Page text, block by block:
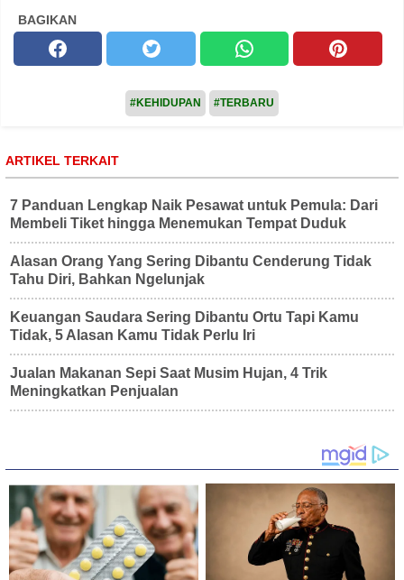
BAGIKAN
#KEHIDUPAN #TERBARU
ARTIKEL TERKAIT
7 Panduan Lengkap Naik Pesawat untuk Pemula: Dari
Membeli Tiket hingga Menemukan Tempat Duduk
Alasan Orang Yang Sering Dibantu Cenderung Tidak
Tahu Diri, Bahkan Ngelunjak
Keuangan Saudara Sering Dibantu Ortu Tapi Kamu
Tidak, 5 Alasan Kamu Tidak Perlu Iri
Jualan Makanan Sepi Saat Musim Hujan, 4 Trik
Meningkatkan Penjualan